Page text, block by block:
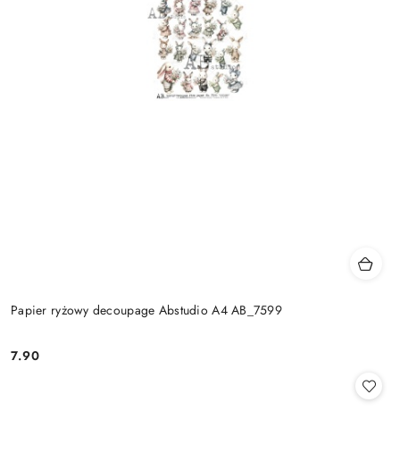
Papier ryżowy decoupage Abstudio A4 AB_7599
Cena:
7.90